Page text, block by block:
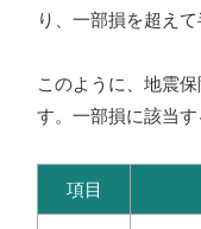
り、一部損を超え
このように、地震保
す。一部損に該当す
項目